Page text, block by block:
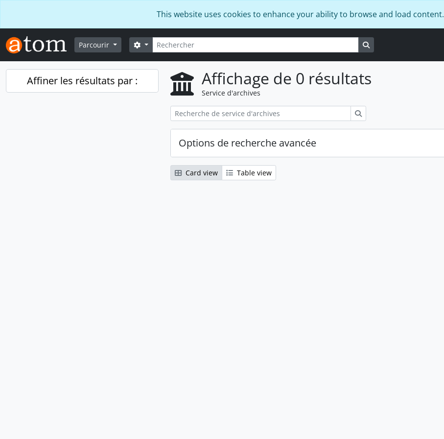
This website uses cookies to enhance your ability to browse and load content.
Parcourir Rechercher
Search options
Affiner les résultats par : Affichage de 0 résultats
Service d'archives
Options de recherche avancée
Card view Table view